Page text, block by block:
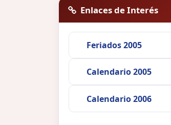
Enlaces de Interés
Feriados 2005
Calendario 2005
Calendario 2006